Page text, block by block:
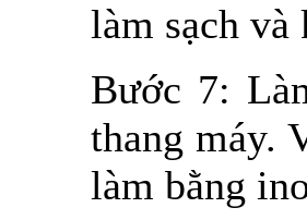
làm sạch và
Bước 7:
thang máy.
làm bằng